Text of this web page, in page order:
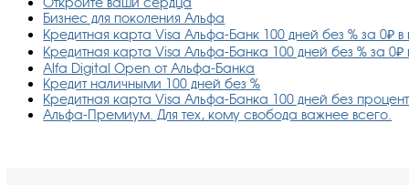
Бизнес для поколения Альфа
Кредитная карта Visa Альфа-Банк 100 дней без % за 0₽
Кредитная карта Visa Альфа-Банка 100 дней без % за
Alfa Digital Open от Альфа-Банка
Кредит наличными 100 дней без %
Кредитная карта Visa Альфа-Банка 100 дней без
Альфа-Премиум. Для тех, кому свобода важнее всего.